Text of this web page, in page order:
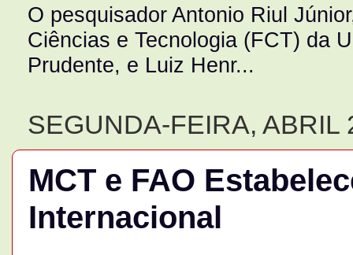
O pesquisador Antonio Riul
Ciências e Tecnologia (FCT) da
Prudente, e Luiz Henr...
SEGUNDA-FEIRA, ABRIL
MCT e FAO
Internacional